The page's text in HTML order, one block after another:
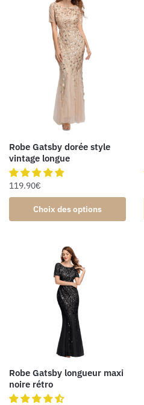
Robe Gatsby dorée style
vintage longue
119.90€
Choix des options
Robe Gatsby longueur maxi
noire rétro